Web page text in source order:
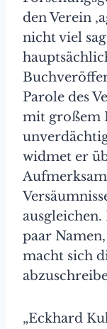
den Verein
nicht viel
Parole des
mit großem
widmet er
paar
macht sich
„Eckhard